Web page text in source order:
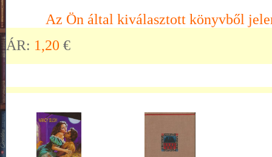
Az Ön által kiválasztott könyvből
ÁR: 1,20 €